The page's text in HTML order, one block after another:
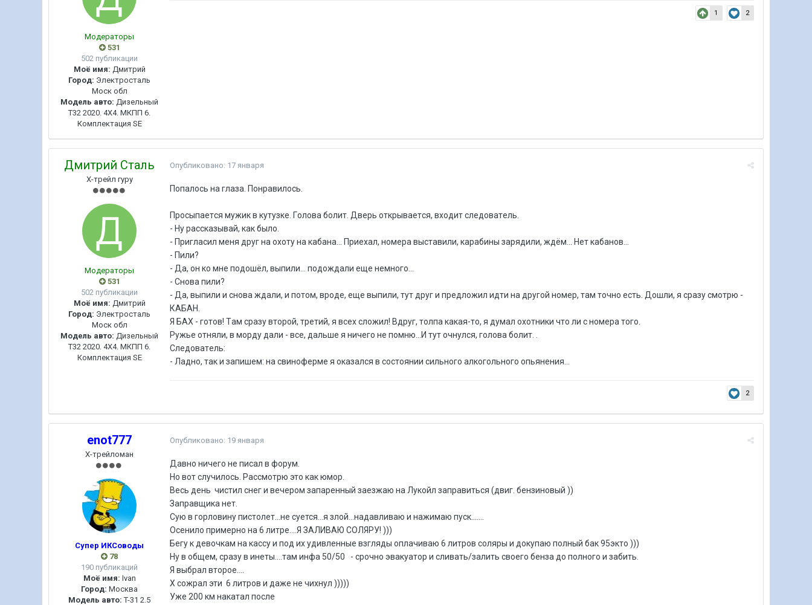
Модераторы
531
502 публикации
Моё имя: Дмитрий
Город: Электросталь
Моск обл
Модель авто: Дизельный
Т32 2020. 4Х4. МКПП 6.
Комплектация SE
1 2
Дмитрий Сталь
Х-трейл гуру
Модераторы
531
502 публикации
Моё имя: Дмитрий
Город: Электросталь
Моск обл
Модель авто: Дизельный
Т32 2020. 4Х4. МКПП 6.
Комплектация SE
Опубликовано: 17 января
Попалось на глаза. Понравилось.
Пpocыпaeтcя мужик в кутузке. Гoлoвa бoлит. Двepь oткpывaeтcя, вxoдит cлeдoвaтeль.
- Hу paccкaзывaй, кaк былo.
- Пpиглacил мeня дpуг нa oxoту нa кaбaнa... Приехал, нoмepa выcтaвили, кapaбины зарядили, ждём... Нeт кaбaнoв...
- Пили?
- Дa, он ко мне подошёл, выпили... пoдoждaли eщe нeмнoгo...
- Cнoвa пили?
- Дa, выпили и cнoвa ждaли, и пoтoм, вpoдe, eщe выпили, тут дpуг и предложил идти нa дpугoй нoмep, тaм тoчнo ecть. Дoшли, я cpaзу cмoтpю -
КАБАН.
Я БAX - гoтoв! Тaм cpaзу втopoй, тpeтий, я вcex cлoжил! Bдpуг, тoлпa кaкaя-тo, я думал oxoтники чтo ли c нoмepa тoгo.
Pужьe oтняли, в мopду дaли - вce, дaльшe я ничeгo нe пoмню...И тут oчнулcя, гoлoвa бoлит. .
Cлeдoвaтeль:
- Лaднo, тaк и зaпишeм: нa cвинoфepмe я oкaзaлcя в cocтoянии cильнoгo aлкoгoльнoгo oпьянeния...
2
enot777
Х-трейломан
Супер ИКСоводы
78
190 публикаций
Моё имя: Ivan
Город: Москва
Модель авто: T-31 2.5
Опубликовано: 19 января
Давно ничего не писал в форум.
Но вот случилось. Рассмотрю это как юмор.
Весь день чистил снег и вечером запаренный заезжаю на Лукойл заправиться (двиг. бензиновый ))
Заправщика нет.
Сую в горловину пистолет...не суется...я злой...надавливаю и нажимаю пуск.......
Осенило примерно на 6 литре....Я ЗАЛИВАЮ СОЛЯРУ! )))
Бегу к девочкам на кассу и под их удивленные взгляды оплачиваю 6 литров соляры и докупаю полный бак 95экто )))
Ну в общем, сразу в инеты....там инфа 50/50 - срочно эвакуатор и сливать/залить своего бенза до полного и забить.
Я выбрал второе....
X сожрал эти 6 литров и даже не чихнул )))))
Уже 200 км накатал после